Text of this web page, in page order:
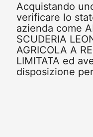
Acquistando
verificare lo
azienda come
SCUDERIA
AGRICOLA A
LIMITATA ed
disposizione